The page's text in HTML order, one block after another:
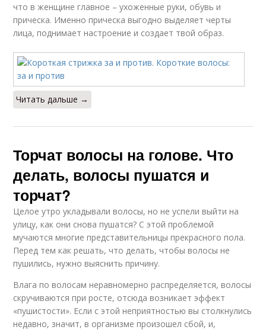
что в женщине главное – ухоженные руки, обувь и
прическа. Именно прическа выгодно выделяет черты
лица, поднимает настроение и создает твой образ.
Читать дальше →
Торчат волосы на голове. Что
делать, волосы пушатся и
торчат?
Целое утро укладывали волосы, но не успели выйти на
улицу, как они снова пушатся? С этой проблемой
мучаются многие представительницы прекрасного пола.
Перед тем как решать, что делать, чтобы волосы не
пушились, нужно выяснить причину.
Влага по волосам неравномерно распределяется, волосы
скручиваются при росте, отсюда возникает эффект
«пушистости». Если с этой неприятностью вы столкнулись
недавно, значит, в организме произошел сбой, и,